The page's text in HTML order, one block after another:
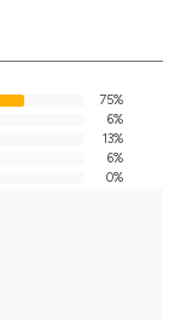
75%
6%
13%
6%
0%